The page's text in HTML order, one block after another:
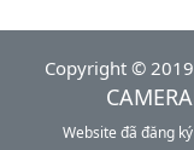
Copyright ©
Website đã đăng